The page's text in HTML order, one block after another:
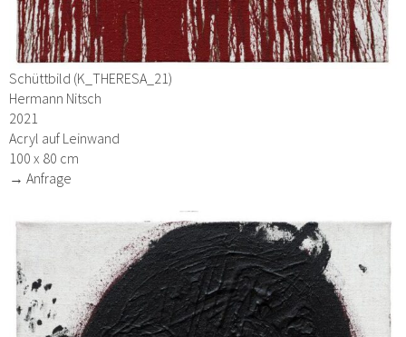
Schüttbild (K_THERESA_21)
Hermann Nitsch
2021
Acryl auf Leinwand
100 x 80 cm
→ Anfrage